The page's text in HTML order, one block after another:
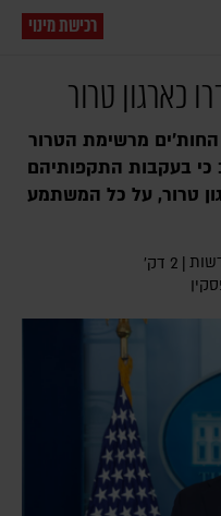
רכישת מינוי
כארגון טרור
מרשימת הטרור
כי בעקבות התקפותיהם
טרור, על כל המשתמע
| 2 דק׳